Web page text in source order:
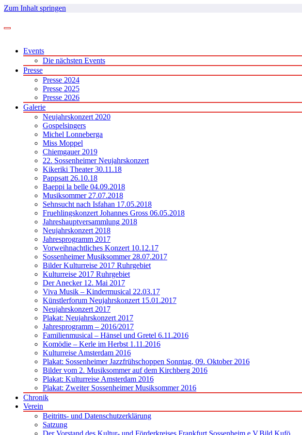
Zum Inhalt springen
Events
Die nächsten Events
Presse
Presse 2024
Presse 2025
Presse 2026
Galerie
Neujahrskonzert 2020
Gospelsingers
Michel Lonneberga
Miss Moppel
Chiemgauer 2019
22. Sossenheimer Neujahrskonzert
Kikeriki Theater 30.11.18
Pappsatt 26.10.18
Baeppi la belle 04.09.2018
Musiksommer 27.07.2018
Sehnsucht nach Isfahan 17.05.2018
Fruehlingskonzert Johannes Gross 06.05.2018
Jahreshauptversammlung 2018
Neujahrskonzert 2018
Jahresprogramm 2017
Vorweihnachtliches Konzert 10.12.17
Sossenheimer Musiksommer 28.07.2017
Bilder Kulturreise 2017 Ruhrgebiet
Kulturreise 2017 Ruhrgebiet
Der Anecker 12. Mai 2017
Viva Musik – Kindermusical 22.03.17
Künstlerforum Neujahrskonzert 15.01.2017
Neujahrskonzert 2017
Plakat: Neujahrskonzert 2017
Jahresprogramm – 2016/2017
Familienmusical – Hänsel und Gretel 6.11.2016
Komödie – Kerle im Herbst 1.11.2016
Kulturreise Amsterdam 2016
Plakat: Sossenheimer Jazzfrühschoppen Sonntag, 09. Oktober 2016
Bilder vom 2. Musiksommer auf dem Kirchberg 2016
Plakat: Kulturreise Amsterdam 2016
Plakat: Zweiter Sossenheimer Musiksommer 2016
Chronik
Verein
Beitritts- und Datenschutzerklärung
Satzung
Der Vorstand des Kultur- und Förderkreises Frankfurt Sossenheim e.V.Bild Kufö